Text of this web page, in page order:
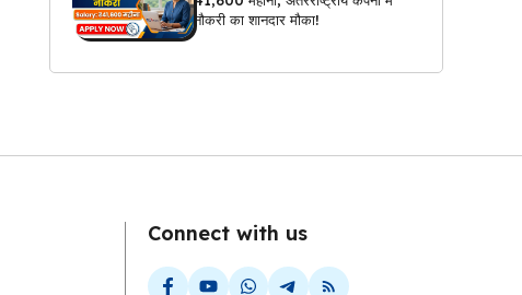
नौकरी का शानदार मौका!
Connect with us